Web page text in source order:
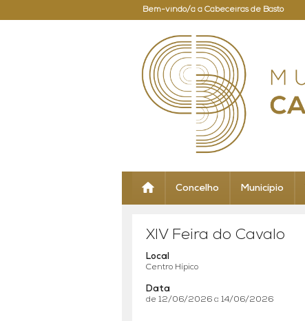
Bem-vindo/a a Cabeceiras de Basto
Concelho Município
XIV Feira do Cavalo
Local
Centro Hípico
Data
de 12/06/2026 a 14/06/2026